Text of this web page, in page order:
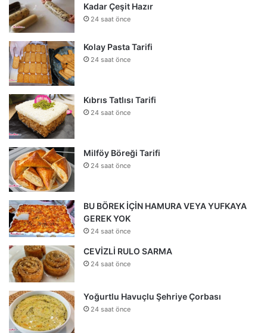
Kadar Çeşit Hazır
24 saat önce
Kolay Pasta Tarifi
24 saat önce
Kıbrıs Tatlısı Tarifi
24 saat önce
Milföy Böreği Tarifi
24 saat önce
BU BÖREK İÇİN HAMURA VEYA YUFKAYA
GEREK YOK
24 saat önce
CEVİZLİ RULO SARMA
24 saat önce
Yoğurtlu Havuçlu Şehriye Çorbası
24 saat önce